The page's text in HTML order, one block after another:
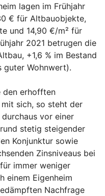
lagen im Frühjahr
€ für Altbauobjekte,
und 14,90 €/m² für
2021 betrugen die
+1,6 % im Bestand
guter Wohnwert).
den erhofften
sich, so steht der
vor einer
stetig steigender
Konjunktur sowie
Zinsniveaus bei
immer weniger
einem Eigenheim
Nachfrage